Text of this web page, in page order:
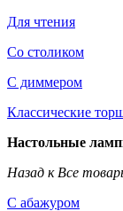
Для чтения
Со столиком
С диммером
Классические
Настольные
Назад к Все
С абажуром